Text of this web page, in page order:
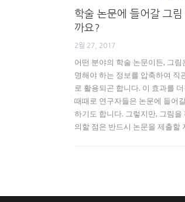
학술 논문에 들어갈 그
까요?
2월 27, 2017
어떤 분야의 학술 논문이든, 그림
명해야 하는 정보를 압축하여 직
로 활용되곤 합니다. 이 효과를
때때로 연구자들은 논문에 들어
하기도 합니다. 그렇지만, 그림
의할 점은 반드시 논문을 제출할